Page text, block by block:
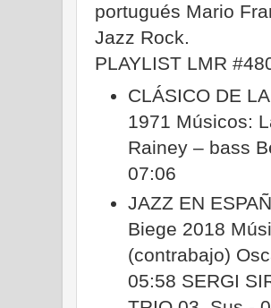
portugués Mario
Jazz Rock.
PLAYLIST LMR
CLÁSICO DE
1971 Músicos:
Rainey – bass
07:06
JAZZ EN
Biege 2018
(contrabajo)
05:58 SERGI